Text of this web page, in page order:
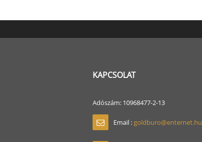
KAPCSOLAT
Adószám: 10968477-2-13
Email : goldburo@enternet.hu